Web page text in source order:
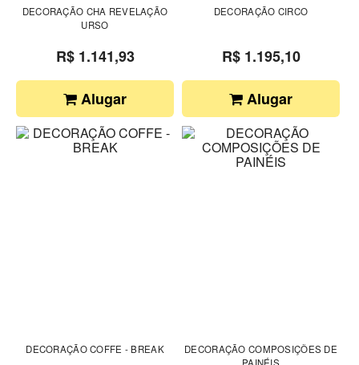
DECORAÇÃO CHA REVELAÇÃO
URSO
R$ 1.141,93
Alugar
DECORAÇÃO CIRCO
R$ 1.195,10
Alugar
DECORAÇÃO COFFE - BREAK
DECORAÇÃO COMPOSIÇÕES DE